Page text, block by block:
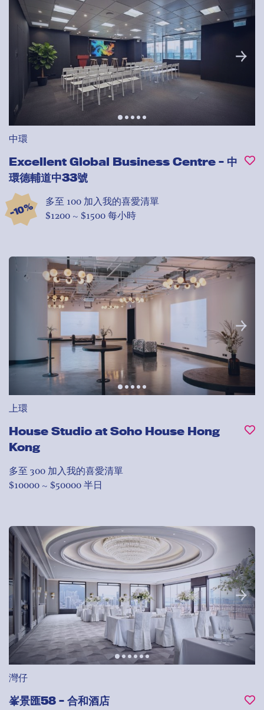
中環
Excellent Global Business Centre - 中
環德輔道中33號
-10% 多至 100 加入我的喜愛清單
$1200 ~ $1500 每小時
上環
House Studio at Soho House Hong
Kong
多至 300 加入我的喜愛清單
$10000 ~ $50000 半日
灣仔
峯景匯58 - 合和酒店